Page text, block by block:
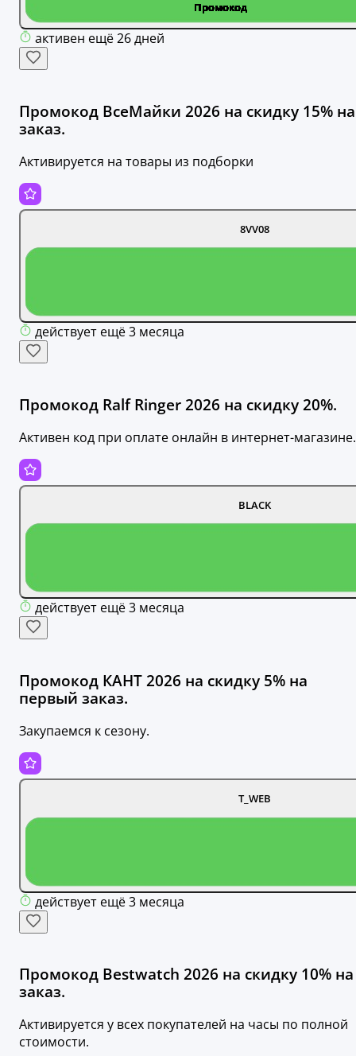
активен ещё 26 дней
Промокод ВсеМайки 2026 на скидку 15% на
заказ.
Активируется на товары из подборки
8VV08
действует ещё 3 месяца
Промокод Ralf Ringer 2026 на скидку 20%.
Активен код при оплате онлайн в интернет-магазине.
BLACK
действует ещё 3 месяца
Промокод КАНТ 2026 на скидку 5% на
первый заказ.
Закупаемся к сезону.
T_WEB
действует ещё 3 месяца
Промокод Bestwatch 2026 на скидку 10% на
заказ.
Активируется у всех покупателей на часы по полной
стоимости.